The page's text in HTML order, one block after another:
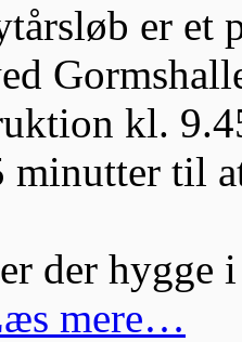
er
kl.
minutter til
der hygge
mere…